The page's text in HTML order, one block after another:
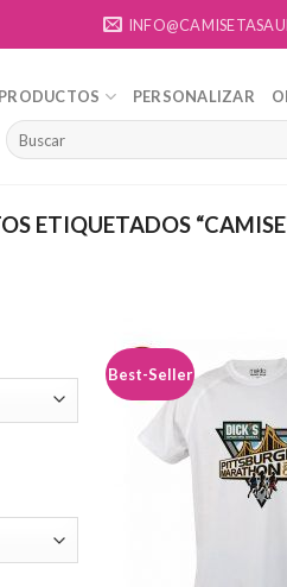
PRODUCTOS PERSONALIZAR
ETIQUETADOS
Best-Seller